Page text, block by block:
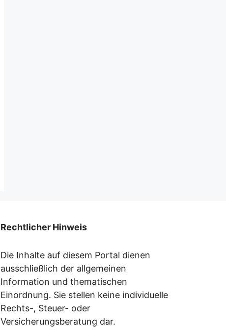
Rechtlicher Hinweis
Die Inhalte auf diesem Portal dienen
ausschließlich der allgemeinen
Information und thematischen
Einordnung. Sie stellen keine individuelle
Rechts-, Steuer- oder
Versicherungsberatung dar.